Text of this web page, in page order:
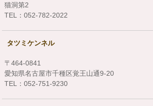
猫洞第2
TEL：052-782-2022
タツミケンネル
〒464-0841
愛知県名古屋市千種区覚王山通9-20
TEL：052-751-9230